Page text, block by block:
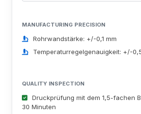
MANUFACTURING PRECISION
Rohrwandstärke: +/-0,1 mm
Temperaturregelgenauigkeit: +/-
QUALITY INSPECTION
Druckprüfung mit dem 1,5-fachen
30 Minuten